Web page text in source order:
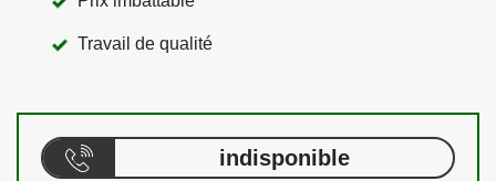
Travail de qualité
indisponible